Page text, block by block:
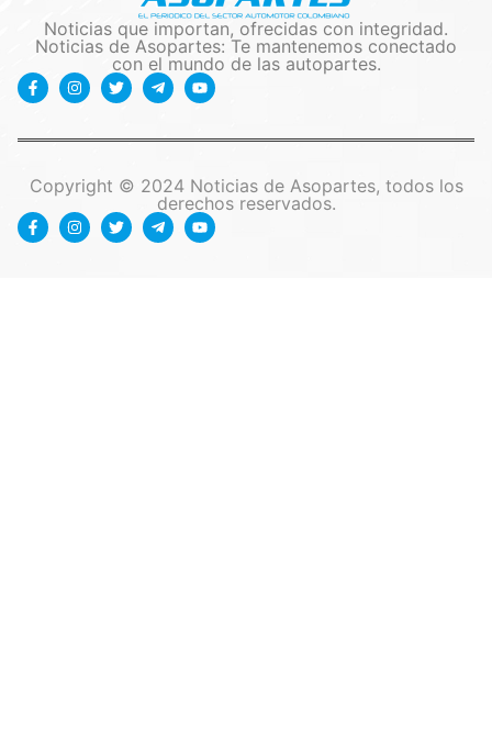
Noticias que importan, ofrecidas con integridad.
Noticias de Asopartes: Te mantenemos conectado
con el mundo de las autopartes.
Copyright © 2024 Noticias de Asopartes, todos los
derechos reservados.